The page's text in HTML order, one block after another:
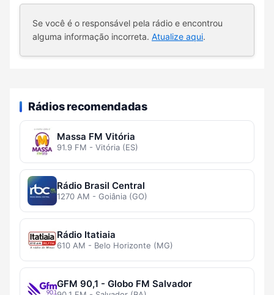
Se você é o responsável pela rádio e encontrou
alguma informação incorreta. Atualize aqui.
Rádios recomendadas
Massa FM Vitória
91.9 FM - Vitória (ES)
Rádio Brasil Central
1270 AM - Goiânia (GO)
Rádio Itatiaia
610 AM - Belo Horizonte (MG)
GFM 90,1 - Globo FM Salvador